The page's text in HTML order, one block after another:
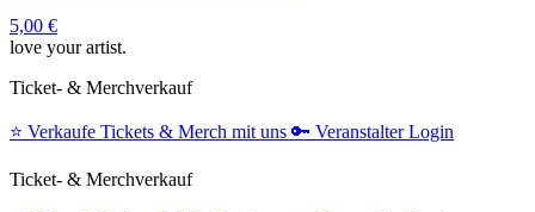
5,00 €
love your artist.
Ticket- & Merchverkauf
⭐️ Verkaufe Tickets & Merch mit uns 🔑 Veranstalter Login
Ticket- & Merchverkauf